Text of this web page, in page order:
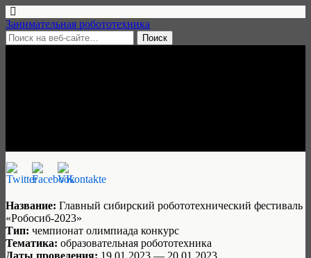
Занимательная робототехника
Название: Главный сибирский робототехнический фестиваль
«Робосиб-2023»
Тип: чемпионат олимпиада конкурс
Тематика: образовательная робототехника
Даты проведения: 19.01.2023 — 20.01.2023